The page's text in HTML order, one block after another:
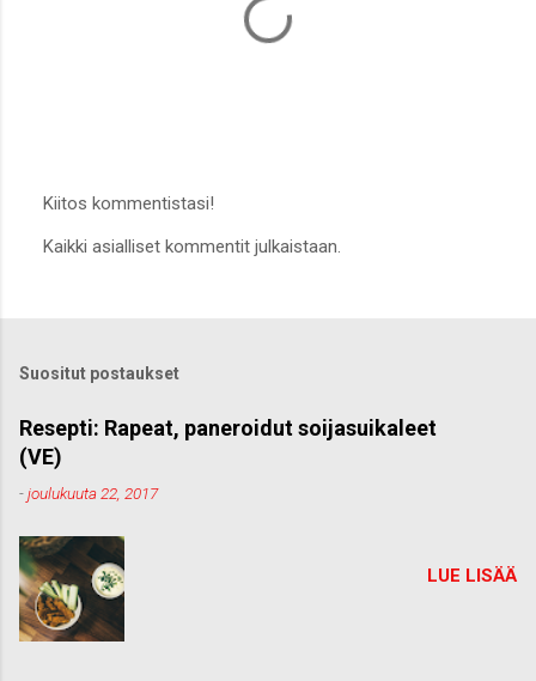
ä
o
m
e
n
Kiitos kommentistasi!
Kaikki asialliset kommentit julkaistaan.
Suositut postaukset
Resepti: Rapeat, paneroidut soijasuikaleet
(VE)
-joulukuuta 22, 2017
LUE LISÄÄ